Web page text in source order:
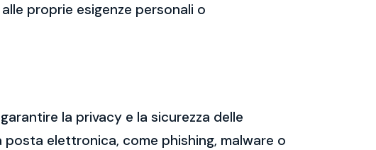
proprie esigenze personali o
la privacy e la sicurezza delle
elettronica, come phishing, malware o